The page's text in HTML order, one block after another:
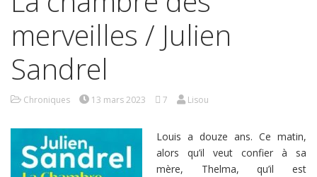
merveilles / Julien
Sandrel
Chroniques 13 mars 2023 7 Lisou
Louis a douze ans. Ce matin,
alors qu’il veut confier à sa
mère, Thelma, qu’il est